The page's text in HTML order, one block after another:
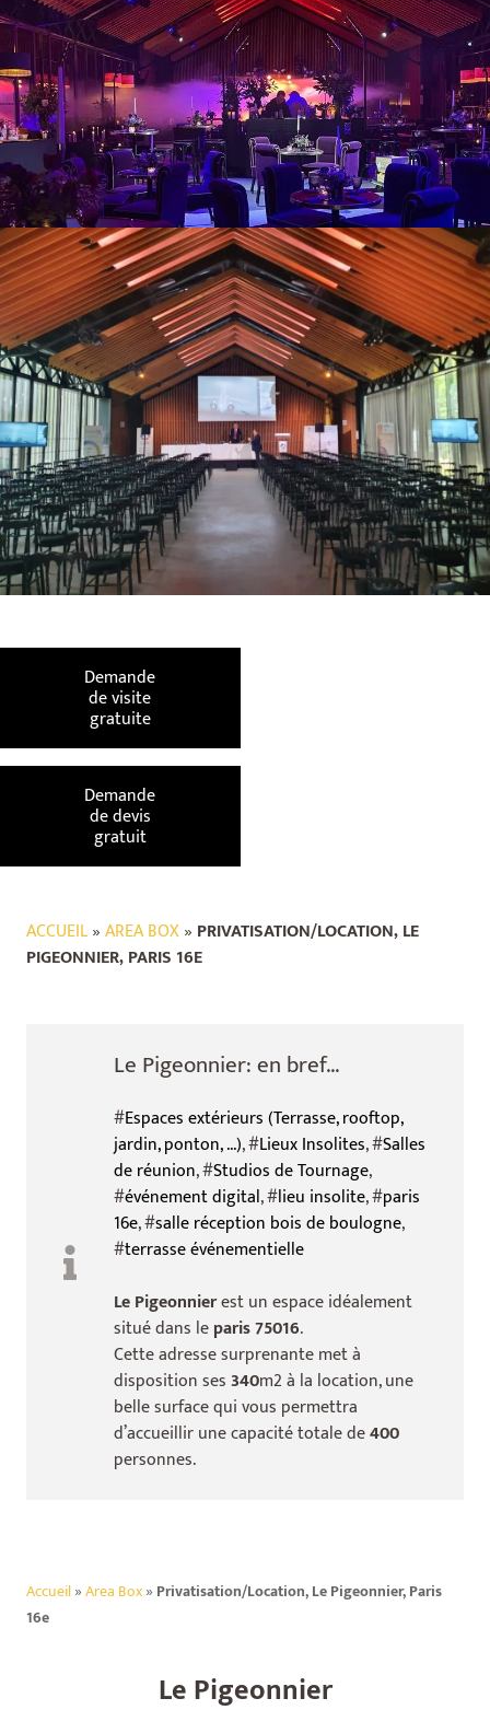
Demande
de visite
gratuite
Demande
de devis
gratuit
ACCUEIL»AREA BOX» PRIVATISATION/LOCATION, LE
PIGEONNIER, PARIS 16E
Le Pigeonnier: en bref...
#Espaces extérieurs (Terrasse, rooftop,
jardin, ponton, ...), #Lieux Insolites, #Salles
de réunion, #Studios de Tournage,
#événement digital, #lieu insolite, #paris
16e, #salle réception bois de boulogne,
#terrasse événementielle
Le Pigeonnierest un espace idéalement
situé dans leparis 75016.
Cette adresse surprenante met à
disposition ses340m2 à la location, une
belle surface qui vous permettra
d’accueillir une capacité totale de400
personnes.
Accueil»Area Box» Privatisation/Location, Le Pigeonnier, Paris
16e
Le Pigeonnier